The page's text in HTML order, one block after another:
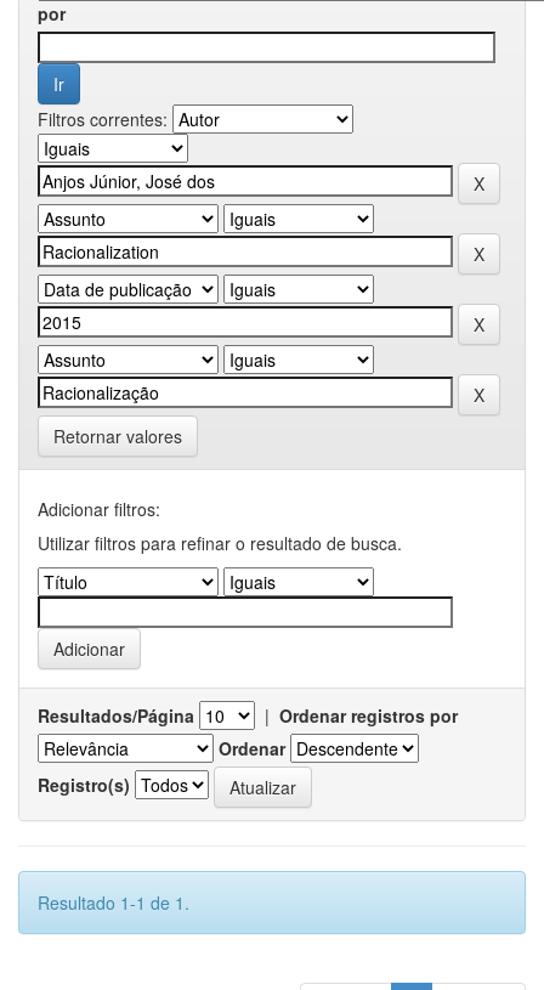
por
Filtros correntes:
Retornar valores
Adicionar filtros:
Utilizar filtros para refinar o resultado de busca.
Resultados/Página | Ordenar registros por
Ordenar
Registro(s)
Resultado 1-1 de 1.